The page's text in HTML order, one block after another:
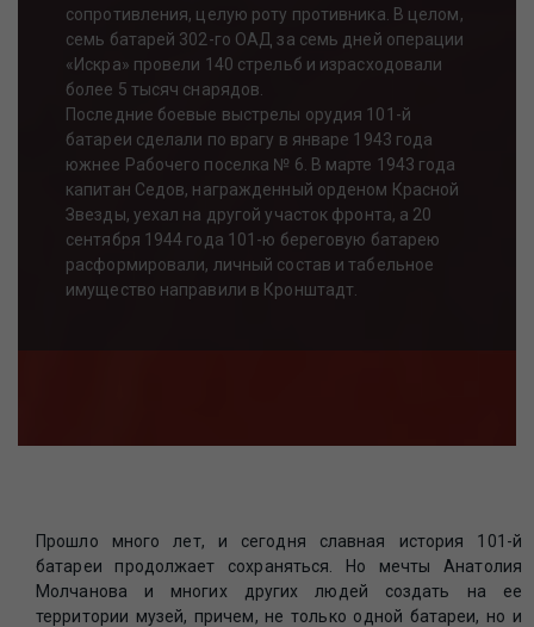
сопротивления, целую роту противника. В целом,
семь батарей 302-го ОАД за семь дней операции
«Искра» провели 140 стрельб и израсходовали
более 5 тысяч снарядов.
Последние боевые выстрелы орудия 101-й
батареи сделали по врагу в январе 1943 года
южнее Рабочего поселка № 6. В марте 1943 года
капитан Седов, награжденный орденом Красной
Звезды, уехал на другой участок фронта, а 20
сентября 1944 года 101-ю береговую батарею
расформировали, личный состав и табельное
имущество направили в Кронштадт.
Прошло много лет, и сегодня славная история 101-й
батареи продолжает сохраняться. Но мечты Анатолия
Молчанова и многих других людей создать на ее
территории музей, причем, не только одной батареи, но и